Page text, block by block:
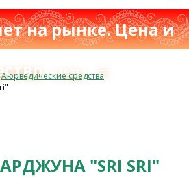
на рынке. Цена и
с 1993 г.≡
Аюрведические средства
"SRI SRI"